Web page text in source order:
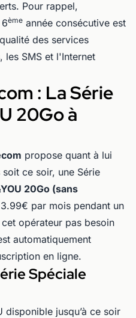
Pour rappel,
ème année consécutive est
des services
les SMS et l'Internet
: La Série
20Go à
propose quant à lui
soit ce soir, une Série
20Go (sans
par mois pendant un
opérateur pas besoin
automatiquement
en ligne.
Spéciale
disponible jusqu’à ce soir